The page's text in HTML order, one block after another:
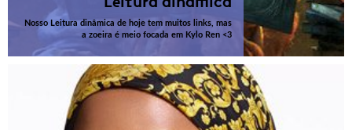
Nosso Leitura dinâmica de hoje tem muitos links, mas
a zoeira é meio focada em Kylo Ren <3